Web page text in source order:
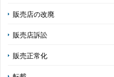
販売店の改廃
販売店訴訟
販売正常化